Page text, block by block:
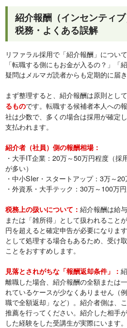
紹介報酬（インセンティ
税務・よくある誤解
リファラル採用で「紹介報酬」につい
「転職する側にもお金が入るの？」「
疑問はメルマガ読者からも定期的に届き
まず整理すると、紹介報酬は原則とし
るものです。転職する候補者本人への
社は少数で、多くの場合は採用が確定
支払われます。
紹介者（社員）側の報酬相場：
・大手IT企業：20万～50万円程度（採
が多い）
・中小SIer・スタートアップ：3万～
・外資系・大手テック：30万～100万
税務上の扱いについて：紹介報酬は給
または「雑所得」として扱われること
円を超えると確定申告が必要になりま
として処理する場合もあるため、受け
ことをおすすめします。
見落とされがちな「報酬返却条件」：
離職した場合、紹介報酬の全額または
れているケースが少なくありません（
職で全額返却」など）。紹介者側は、
推薦を行ってください。紹介した相手
した経験をした受講生が実際にいます。